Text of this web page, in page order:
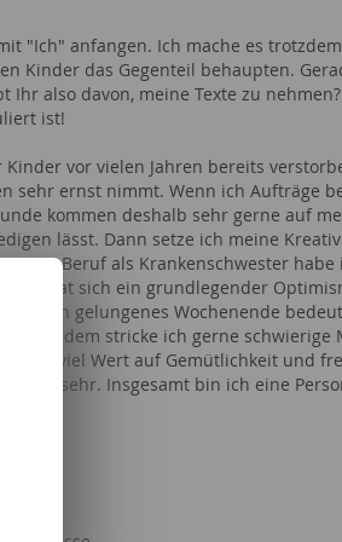
"Ich" anfangen. Ich mache es
Kinder das Gegenteil behaupten.
also davon, meine Texte zu
ist!
vor vielen Jahren bereits
ich Aufträge bekomme,
kommen deshalb sehr gerne auf
lässt. Dann setze ich meine
hat sich ein grundlegender
! Ein gelungenes Wochenende
Außerdem stricke ich gerne schwierige
viel Wert auf Gemütlichkeit und
das sehr. Insgesamt bin ich eine